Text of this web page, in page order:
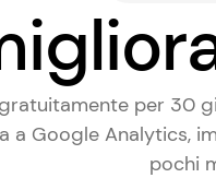
per 30
a Google Analytics,
pochi